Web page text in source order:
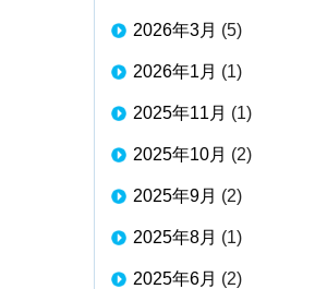
2026年3月 (5)
2026年1月 (1)
2025年11月 (1)
2025年10月 (2)
2025年9月 (2)
2025年8月 (1)
2025年6月 (2)